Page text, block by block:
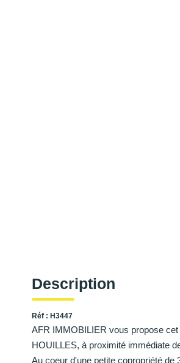
Description
Réf : H3447
AFR IMMOBILIER vous propose
HOUILLES, à proximité immédiate
Au coeur d'une petite copropriété